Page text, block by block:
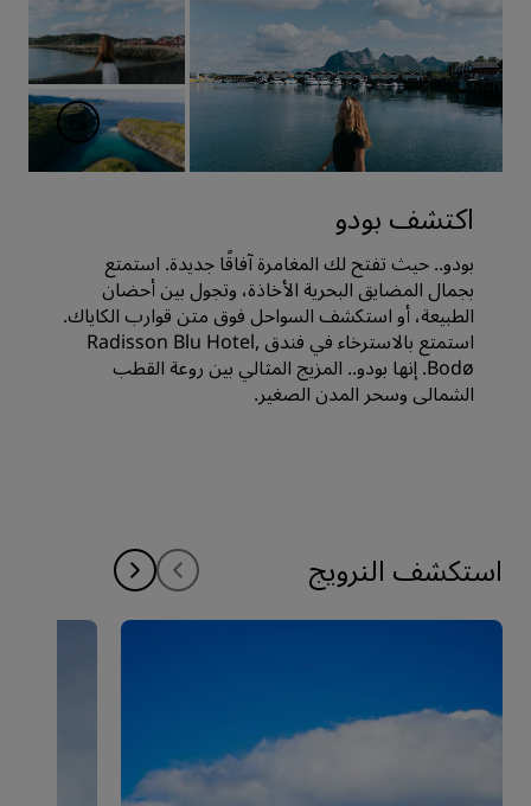
اكتشف بودو
بودو.. حيث تفتح لك المغامرة آفاقًا جديدة. استمتع
بجمال المضايق البحرية الأخاذة، وتجول بين أحضان
الطبيعة، أو استكشف السواحل فوق متن قوارب الكاياك.
استمتع بالاسترخاء في فندق Radisson Blu Hotel,
Bodø. إنها بودو.. المزيج المثالي بين روعة القطب
الشمالي وسحر المدن الصغير.
استكشف النرويج